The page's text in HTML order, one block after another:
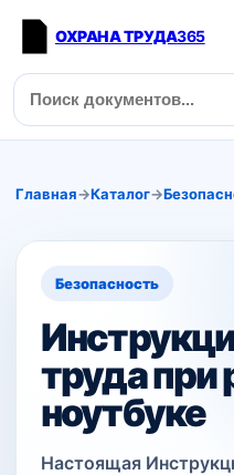
ОХРАНА ТРУДА365
Главная→Каталог→
Безопасность
труда при
ноутбуке
Настоящая